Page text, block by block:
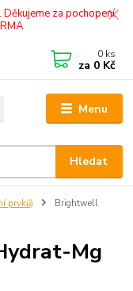
za pochopení.
Menu
Hledat
0 ks
za 0 Kč
prvků)
Brightwell
Mg